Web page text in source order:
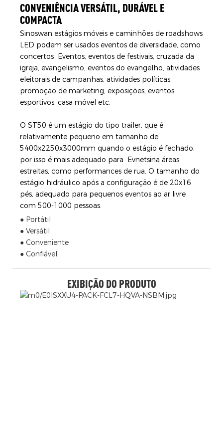
CONVENIÊNCIA VERSÁTIL, DURÁVEL E
COMPACTA
Sinoswan estágios móveis e caminhões de roadshows
LED podem ser usados ​​eventos de diversidade, como
concertos Eventos, eventos de festivais, cruzada da
igreja, evangelismo, eventos do evangelho, atividades
eleitorais de campanhas, atividades políticas,
promoção de marketing, exposições, eventos
esportivos, casa móvel etc.
O ST50 é um estágio do tipo trailer, que é
relativamente pequeno em tamanho de
5400x2250x3000mm quando o estágio é fechado,
por isso é mais adequado para Evnetsina áreas
estreitas, como performances de rua. O tamanho do
estágio hidráulico após a configuração é de 20x16
pés, adequado para pequenos eventos ao ar livre
com 500-1000 pessoas.
● Portátil
● Versátil
● Conveniente
● Confiável
EXIBIÇÃO DO PRODUTO